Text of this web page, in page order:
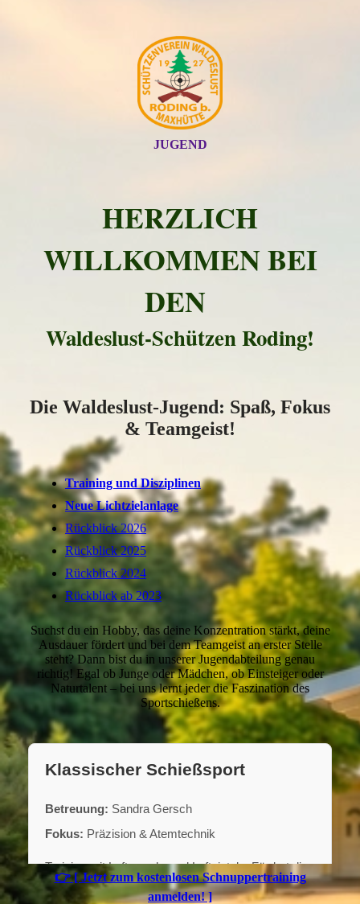
JUGEND
HERZLICH
WILLKOMMEN BEI
DEN
Waldeslust-Schützen Roding!
Die Waldeslust-Jugend: Spaß, Fokus
& Teamgeist!
Training und Disziplinen
Neue Lichtzielanlage
Rückblick 2026
Rückblick 2025
Rückblick 2024
Rückblick ab 2023
Suchst du ein Hobby, das deine Konzentration stärkt, deine
Ausdauer fördert und bei dem Teamgeist an erster Stelle
steht? Dann bist du in unserer Jugendabteilung genau
richtig! Egal ob Junge oder Mädchen, ob Einsteiger oder
Naturtalent – bei uns lernt jeder die Faszination des
Sportschießens.
👉 [ Jetzt zum kostenlosen Schnuppertraining
anmelden! ]